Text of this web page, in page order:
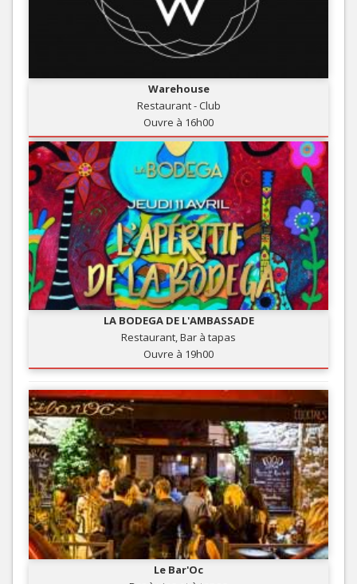
Warehouse
Restaurant - Club
Ouvre à 16h00
LA BODEGA DE L'AMBASSADE
Restaurant, Bar à tapas
Ouvre à 19h00
Le Bar'Oc